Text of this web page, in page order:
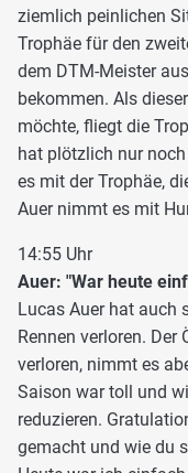
ziemlich peinlichen
Trophäe für den
dem DTM-Meister
bekommen. Als
möchte, fliegt die
hat plötzlich nur
es mit der Trophäe,
Auer nimmt es mit
14:55 Uhr
Auer: "War heute
Lucas Auer hat auch
Rennen verloren. Der
verloren, nimmt es
Saison war toll und
reduzieren.
gemacht und wie du